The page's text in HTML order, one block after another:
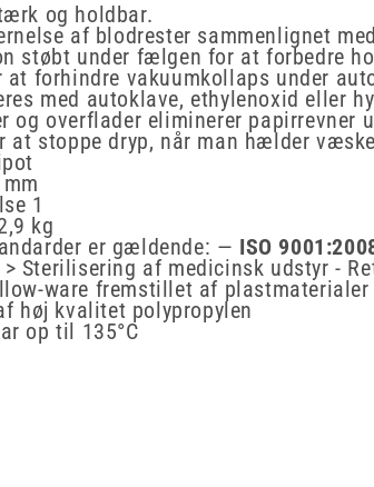
og holdbar.
af blodrester sammenlignet
støbt under fælgen for at forbedre
at forhindre vakuumkollaps under
med autoklave, ethylenoxid eller
og overflader eliminerer papirrevner
at stoppe dryp, når man hælder
1
kg
er gældende: — ISO
> Sterilisering af medicinsk udstyr -
ware fremstillet af plastmaterialer
høj kvalitet polypropylen
op til 135°C